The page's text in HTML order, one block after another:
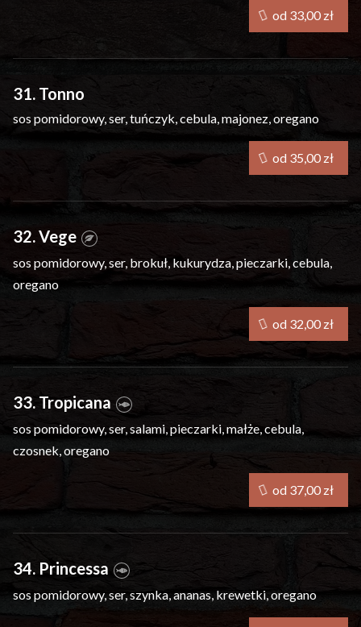
31. Tonno
sos pomidorowy, ser, tuńczyk, cebula, majonez, oregano
32. Vege
sos pomidorowy, ser, brokuł, kukurydza, pieczarki, cebula,
oregano
33. Tropicana
sos pomidorowy, ser, salami, pieczarki, małże, cebula,
czosnek, oregano
34. Princessa
sos pomidorowy, ser, szynka, ananas, krewetki, oregano